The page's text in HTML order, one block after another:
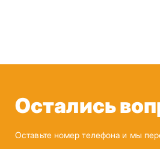
Остались
Оставьте номер телефона и мы